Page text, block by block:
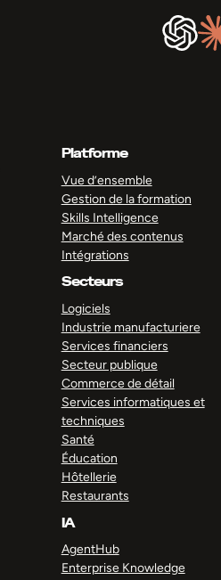
Platforme
Vue d’ensemble
Gestion de la formation
Skills Intelligence
Marché des contenus
Intégrations
Secteurs
Logiciels
Industrie manufacturiere
Services financiers
Secteur publique
Commerce de détail
Services informatiques et
techniques
Santé
Éducation
Hôtellerie
Restaurants
IA
AgentHub
Enterprise Knowledge